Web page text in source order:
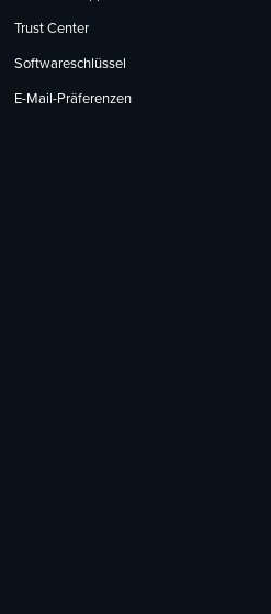
Trust Center
Softwareschlüssel
E-Mail-Präferenzen